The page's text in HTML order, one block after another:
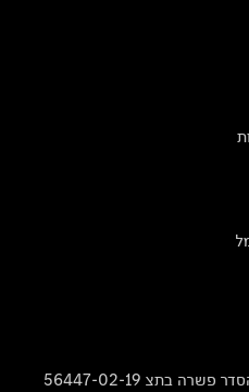
בתצ 56447-02-19